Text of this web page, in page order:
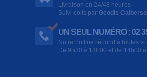
Livraison en 24/48 heures
Suivi colis par Geodis
UN SEUL NUMÉRO : 02
Notre hotline répond à toutes
De 9h30 à 13h00 et de 14h00